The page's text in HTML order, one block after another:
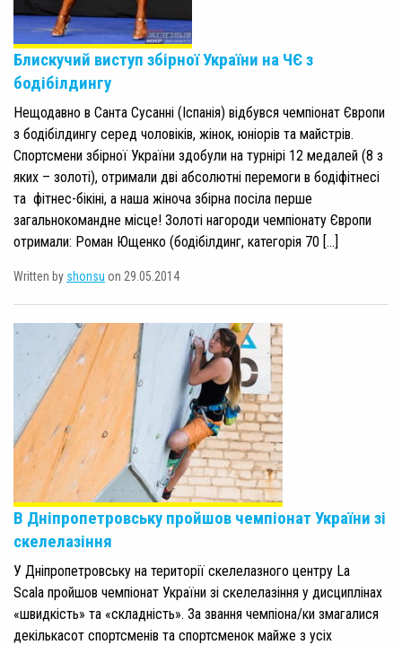
Блискучий виступ збірної України на ЧЄ з
бодібілдингу
Нещодавно в Санта Сусанні (Іспанія) відбувся чемпіонат Європи
з бодібілдингу серед чоловіків, жінок, юніорів та майстрів.
Спортсмени збірної України здобули на турнірі 12 медалей (8 з
яких – золоті), отримали дві абсолютні перемоги в бодіфітнесі
та фітнес-бікіні, а наша жіноча збірна посіла перше
загальнокомандне місце! Золоті нагороди чемпіонату Європи
отримали: Роман Ющенко (бодібілдинг, категорія 70 […]
Written by shonsu on 29.05.2014
В Дніпропетровську пройшов чемпіонат України зі
скелелазіння
У Дніпропетровську на території скелелазного центру La
Scala пройшов чемпіонат України зі скелелазіння у дисциплінах
«швидкість» та «складність». За звання чемпіона/ки змагалися
декількасот спортсменів та спортсменок майже з усіх